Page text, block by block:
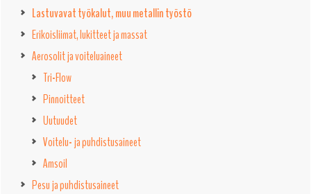
Lastuvavat työkalut, muu metallin työstö
Erikoisliimat, lukitteet ja massat
Aerosolit ja voiteluaineet
Tri-Flow
Pinnoitteet
Uutuudet
Voitelu- ja puhdistusaineet
Amsoil
Pesu ja puhdistusaineet